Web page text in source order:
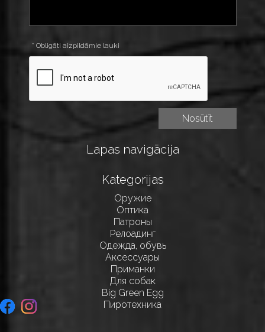
* Obligāti aizpildāmie lauki
Lapas navigācija
Kategorijas
Оружие
Оптика
Патроны
Релоадинг
Одежда, обувь
Аксессуары
Приманки
Для собак
Big Green Egg
Пиротехника